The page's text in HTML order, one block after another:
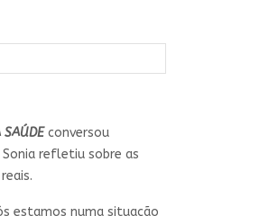
SAÚDEconversou
refletiu sobre as
estamos numa situação